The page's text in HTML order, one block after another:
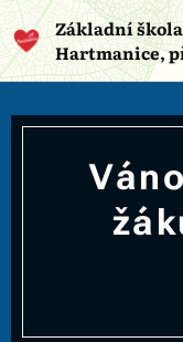
Základní škola
Hartmanice,
organizace